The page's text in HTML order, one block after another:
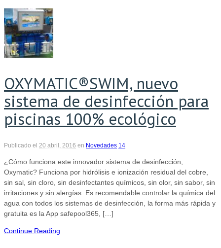
OXYMATIC®SWIM, nuevo
sistema de desinfección para
piscinas 100% ecológico
Publicado el 20 abril, 2016 en Novedades 14
¿Cómo funciona este innovador sistema de desinfección,
Oxymatic? Funciona por hidrólisis e ionización residual del cobre,
sin sal, sin cloro, sin desinfectantes químicos, sin olor, sin sabor, sin
irritaciones y sin alergías. Es recomendable controlar la química del
agua con todos los sistemas de desinfección, la forma más rápida y
gratuita es la App safepool365, […]
Continue Reading